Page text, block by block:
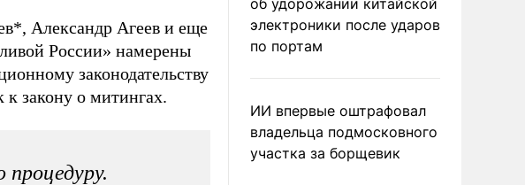
Александр Агеев и еще
России» намерены
законодательству
к закону о митингах.
об удорожании китайской
электроники после ударов
по портам
ИИ впервые оштрафовал
владельца подмосковного
участка за борщевик